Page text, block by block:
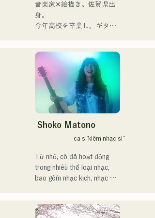
đôi khi mãnh liệt, kết hợp
với nguồn gốc âm nhạc đa
dạng của các thành viên, đã
cái tên "Reiwa Kayo Rock".
音楽家✕絵描き。佐賀県出
身。
今年高校を卒業し、ギター
行う傍ら、大胆な色彩感覚
を活かしたアート制作に励
む。枠に収まりきれないマ
ルチな表現スタイルを確立
するため、日々探求を続け
ている。現在はSNSを中心
に、自身の表現を発信中。
Shoko Matono
ca sĩ kiêm nhạc sĩ
Từ nhỏ, cô đã hoạt động
trong nhiều thể loại nhạc,
bao gồm nhạc kịch, nhạc
2011.